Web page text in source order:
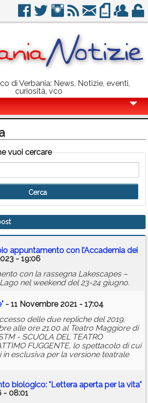
di Verbania: News, Notizie, eventi,
curiosità, vco
vuoi cercare
appuntamento con l’Accademia dei
- 19:06
con la rassegna Lakescapes –
nel weekend del 23-24 giugno.
- 11 Novembre 2021 - 17:04
delle due repliche del 2019,
alle ore 21.00 al Teatro Maggiore di
- SCUOLA DEL TEATRO
FUGGENTE, lo spettacolo di cui
in esclusiva per la versione teatrale
biologico: "Lettera aperta per la vita"
- 08:01